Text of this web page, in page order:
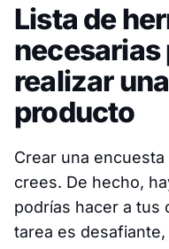
Lista de
necesarias
realizar
producto
Crear una
crees. De hecho,
podrías hacer a tus
tarea es